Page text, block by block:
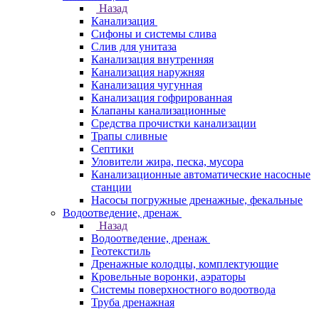
Назад
Канализация
Сифоны и системы слива
Слив для унитаза
Канализация внутренняя
Канализация наружняя
Канализация чугунная
Канализация гофрированная
Клапаны канализационные
Средства прочистки канализации
Трапы сливные
Септики
Уловители жира, песка, мусора
Канализационные автоматические насосные
станции
Насосы погружные дренажные, фекальные
Водоотведение, дренаж
Назад
Водоотведение, дренаж
Геотекстиль
Дренажные колодцы, комплектующие
Кровельные воронки, аэраторы
Системы поверхностного водоотвода
Труба дренажная